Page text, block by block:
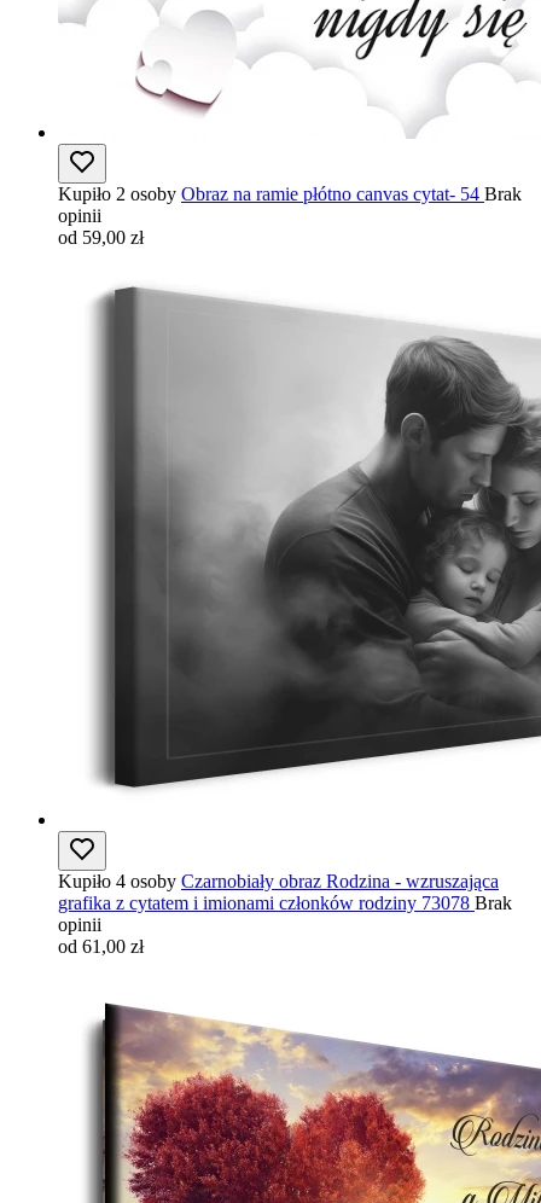
Kupiło 2 osoby Obraz na ramie płótno canvas cytat- 54 Brak
opinii
od 59,00 zł
Kupiło 4 osoby Czarnobiały obraz Rodzina - wzruszająca
grafika z cytatem i imionami członków rodziny 73078 Brak
opinii
od 61,00 zł